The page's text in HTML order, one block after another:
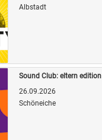
Albstadt
Sound Club: eltern edition
26.09.2026
Schöneiche